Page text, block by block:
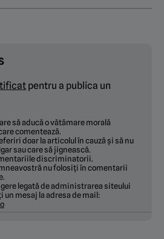
pentru a publica un
să aducă o vătămare morală
comentează.
doar la articolul în cauză și să nu
sau care să jignească.
discriminatorii.
nu folosiți în comentarii
legată de administrarea siteului
mesaj la adresa de mail: